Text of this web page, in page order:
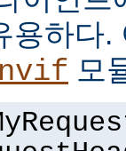
용하다.
모